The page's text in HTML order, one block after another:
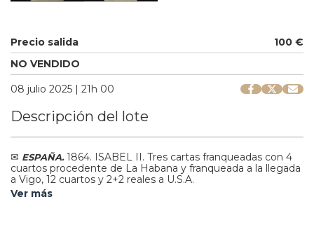
Precio salida
100 €
NO VENDIDO
08 julio 2025 | 21h 00
Descripción del lote
✉ ESPAÑA.1864. ISABEL II. Tres cartas franqueadas con 4
cuartos procedente de La Habana y franqueada a la llegada
a Vigo, 12 cuartos y 2+2 reales a U.S.A.
Ver más